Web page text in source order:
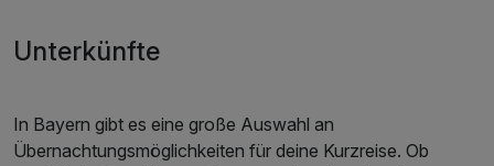
Unterkünfte
In Bayern gibt es eine große Auswahl an
Übernachtungsmöglichkeiten für deine Kurzreise. Ob